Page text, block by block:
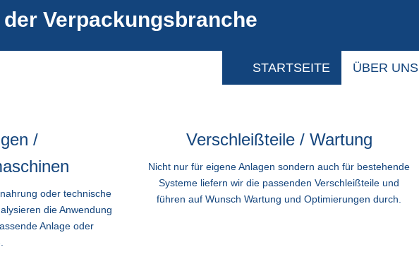
Verpackungsbranche
STARTSEITE ÜBER UNS
/
oder technische
die Anwendung
Anlage oder
Verschleißteile / Wartung
Nicht nur für eigene Anlagen sondern auch für bestehende
Systeme liefern wir die passenden Verschleißteile und
führen auf Wunsch Wartung und Optimierungen durch.